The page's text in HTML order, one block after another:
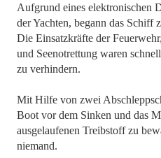
Aufgrund eines elektronischen
der Yachten, begann das Schiff
Die Einsatzkräfte der
und Seenotrettung waren
zu verhindern.
Mit Hilfe von zwei
Boot vor dem Sinken und das
ausgelaufenen Treibstoff zu
niemand.